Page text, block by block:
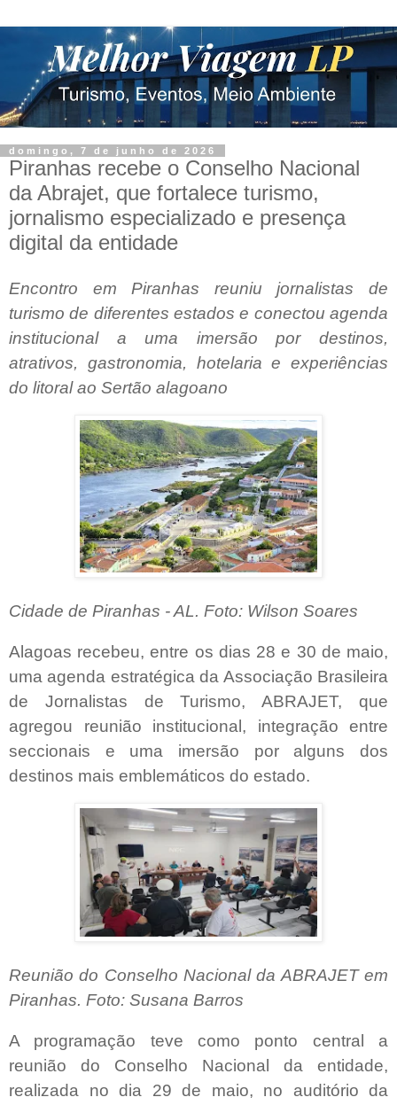
domingo, 7 de junho de 2026
Piranhas recebe o Conselho Nacional
da Abrajet, que fortalece turismo,
jornalismo especializado e presença
digital da entidade
Encontro em Piranhas reuniu jornalistas de
turismo de diferentes estados e conectou agenda
institucional a uma imersão por destinos,
atrativos, gastronomia, hotelaria e experiências
do litoral ao Sertão alagoano
Cidade de Piranhas - AL. Foto: Wilson Soares
Alagoas recebeu, entre os dias 28 e 30 de maio,
uma agenda estratégica da Associação Brasileira
de Jornalistas de Turismo, ABRAJET, que
agregou reunião institucional, integração entre
seccionais e uma imersão por alguns dos
destinos mais emblemáticos do estado.
Reunião do Conselho Nacional da ABRAJET em
Piranhas. Foto: Susana Barros
A programação teve como ponto central a
reunião do Conselho Nacional da entidade,
realizada no dia 29 de maio, no auditório da